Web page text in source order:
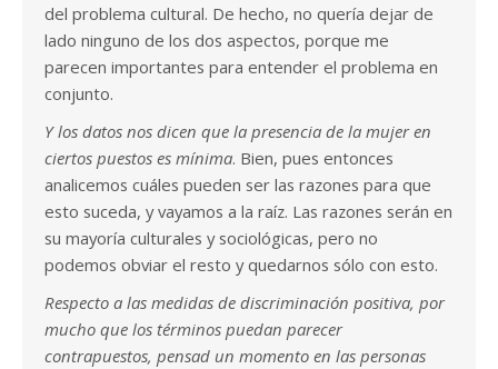
del problema cultural. De hecho, no quería dejar de
lado ninguno de los dos aspectos, porque me
parecen importantes para entender el problema en
conjunto.
Y los datos nos dicen que la presencia de la mujer en
ciertos puestos es mínima. Bien, pues entonces
analicemos cuáles pueden ser las razones para que
esto suceda, y vayamos a la raíz. Las razones serán en
su mayoría culturales y sociológicas, pero no
podemos obviar el resto y quedarnos sólo con esto.
Respecto a las medidas de discriminación positiva, por
mucho que los términos puedan parecer
contrapuestos, pensad un momento en las personas